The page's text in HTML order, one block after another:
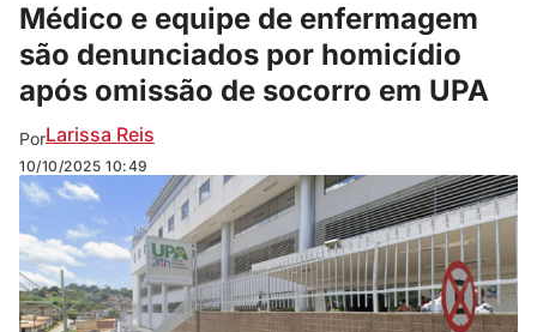
Médico e equipe de enfermagem
são denunciados por homicídio
após omissão de socorro em UPA
PorLarissa Reis
10/10/2025 10:49